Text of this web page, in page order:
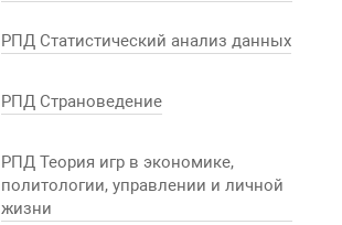
РПД Статистический анализ данных
РПД Страноведение
РПД Теория игр в экономике,
политологии, управлении и личной
жизни